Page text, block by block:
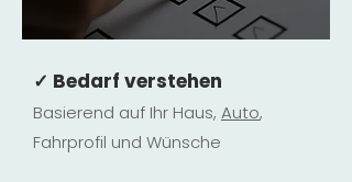
✓ Bedarf verstehen
Basierend auf Ihr Haus, Auto,
Fahrprofil und Wünsche